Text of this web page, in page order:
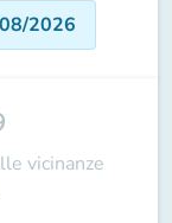
2026
vicinanze